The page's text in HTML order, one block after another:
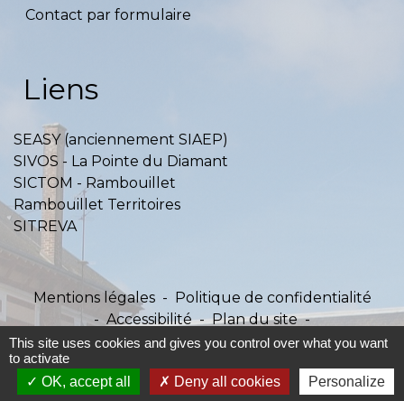
Contact par formulaire
Liens
SEASY (anciennement SIAEP)
SIVOS - La Pointe du Diamant
SICTOM - Rambouillet
Rambouillet Territoires
SITREVA
Mentions légales -
Politique de confidentialité
- Accessibilité - Plan du site -
Gestion des cookies
Site créé en partenariat avec Réseau des Communes
This site uses cookies and gives you control over what you want
to activate
OK, accept all
Deny all cookies Personalize